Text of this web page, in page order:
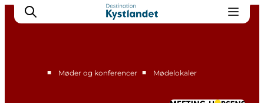
■ Møder og konferencer ■ Mødelokaler